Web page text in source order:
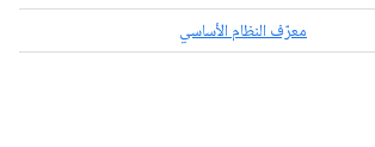
معرّف النظام الأساسي